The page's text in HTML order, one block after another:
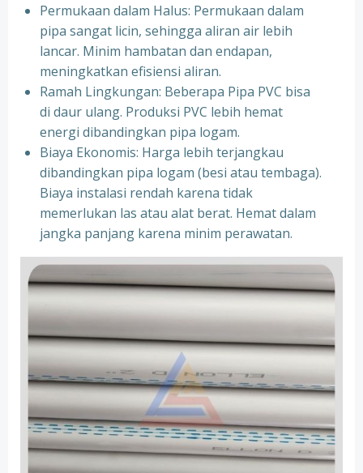
Permukaan dalam Halus: Permukaan dalam
pipa sangat licin, sehingga aliran air lebih
lancar. Minim hambatan dan endapan,
meningkatkan efisiensi aliran.
Ramah Lingkungan: Beberapa Pipa PVC bisa
di daur ulang. Produksi PVC lebih hemat
energi dibandingkan pipa logam.
Biaya Ekonomis: Harga lebih terjangkau
dibandingkan pipa logam (besi atau tembaga).
Biaya instalasi rendah karena tidak
memerlukan las atau alat berat. Hemat dalam
jangka panjang karena minim perawatan.